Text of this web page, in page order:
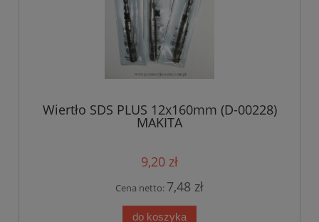
Wiertło SDS PLUS 12x160mm (D-00228)
MAKITA
9,20 zł
Cena netto: 7,48 zł
do koszyka